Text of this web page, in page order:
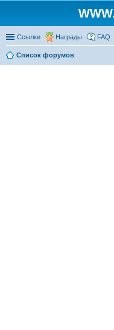
Ссылки Награды FAQ
Список форумов